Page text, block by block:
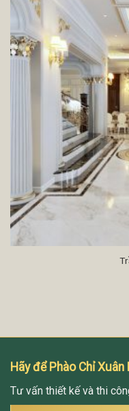
Hãy để Phào Chỉ
Tư vấn thiết kế và thi